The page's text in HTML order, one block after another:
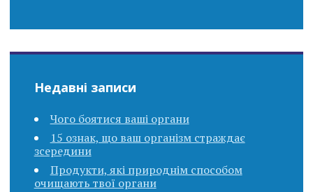
Недавні записи
Чого боятися ваші органи
15 ознак, що ваш організм страждає
зсередини
Продукти, які природнім способом
очищають твої органи